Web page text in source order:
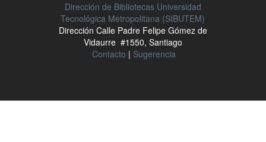
Dirección de Bibliotecas Universidad
Tecnológica Metropolitana (SIBUTEM)
Dirección Calle Padre Felipe Gómez de
Vidaurre #1550, Santiago
Contacto | Sugerencia